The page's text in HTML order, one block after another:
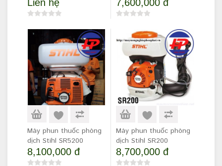
Liên hệ 7,600,000 đ
Máy phun thuốc phòng
dịch Stihl SR5200
8,100,000 đ
Máy phun thuốc phòng
dịch Stihl SR200
8,700,000 đ